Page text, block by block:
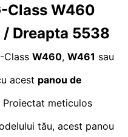
Class W460
Dreapta 5538
Class W460, W461 sau
acest panou de
Proiectat meticulos
tău, acest panou